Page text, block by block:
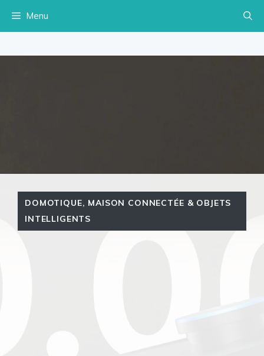
Menu
DOMOTIQUE, MAISON CONNECTÉE & OBJETS
INTELLIGENTS